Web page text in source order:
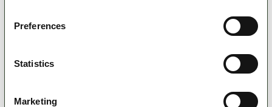
Preferences
Statistics
Marketing